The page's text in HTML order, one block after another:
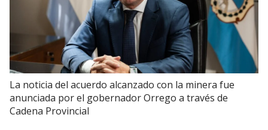
La noticia del acuerdo alcanzado con la minera fue
anunciada por el gobernador Orrego a través de
Cadena Provincial